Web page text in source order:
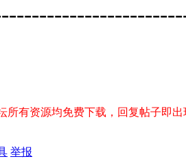
所有资源均免费下载，回复帖子即出
举报